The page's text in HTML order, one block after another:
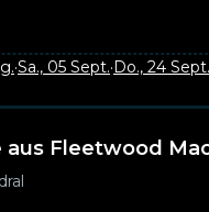
·Sa., 05 Sept.·Do., 24 Sept.
aus Fleetwood